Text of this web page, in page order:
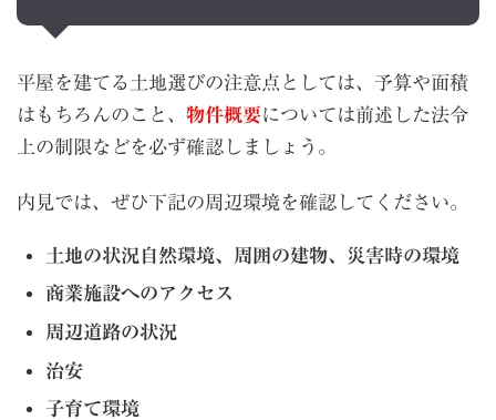
平屋を建てる土地選びの注意点としては、予算や面積
はもちろんのこと、 物件概要については前述した法令
上の制限などを必ず確認しましょう。
内見では、ぜひ下記の周辺環境を確認してください。
土地の状況自然環境、周囲の建物、災害時の環境
商業施設へのアクセス
周辺道路の状況
治安
子育て環境